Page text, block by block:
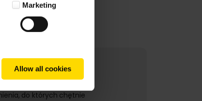
Marketing
Allow all cookies
do których chętnie